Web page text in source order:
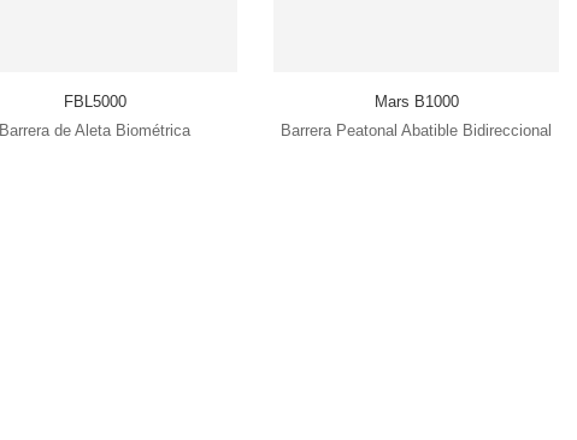
FBL5000
Barrera de Aleta Biométrica
Mars B1000
Barrera Peatonal Abatible Bidireccional